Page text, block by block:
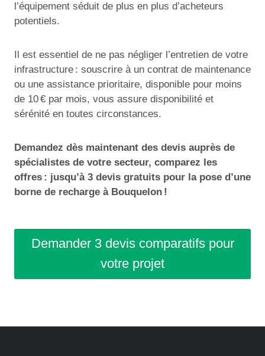
l’équipement séduit de plus en plus d’acheteurs
potentiels.
Il est essentiel de ne pas négliger l’entretien de votre
infrastructure : souscrire à un contrat de maintenance
ou une assistance prioritaire, disponible pour moins
de 10 € par mois, vous assure disponibilité et
sérénité en toutes circonstances.
Demandez dès maintenant des devis auprès de
spécialistes de votre secteur, comparez les
offres : jusqu’à 3 devis gratuits pour la pose d’une
borne de recharge à Bouquelon !
Demander 3 devis comparatifs pour
votre projet